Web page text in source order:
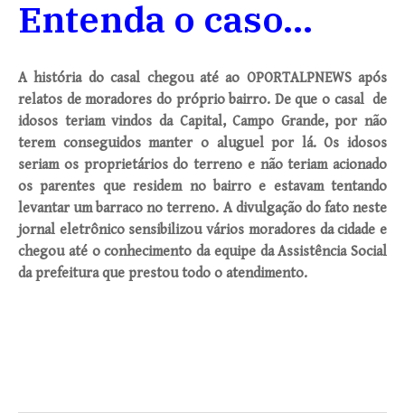
Entenda o caso…
A história do casal chegou até ao OPORTALPNEWS após
relatos de moradores do próprio bairro. De que o casal de
idosos teriam vindos da Capital, Campo Grande, por não
terem conseguidos manter o aluguel por lá. Os idosos
seriam os proprietários do terreno e não teriam acionado
os parentes que residem no bairro e estavam tentando
levantar um barraco no terreno. A divulgação do fato neste
jornal eletrônico sensibilizou vários moradores da cidade e
chegou até o conhecimento da equipe da Assistência Social
da prefeitura que prestou todo o atendimento.